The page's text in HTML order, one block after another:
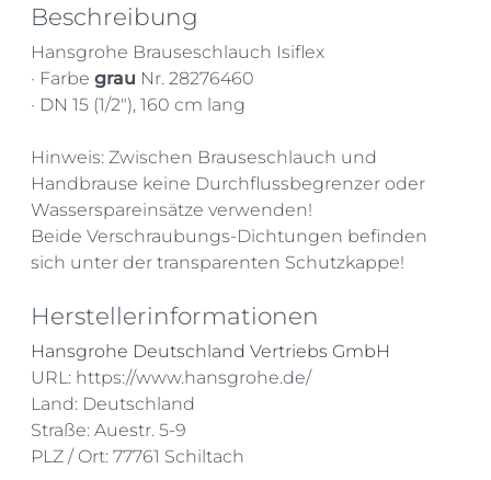
Beschreibung
Hansgrohe Brauseschlauch Isiflex
· Farbe grau Nr. 28276460
· DN 15 (1/2"), 160 cm lang
Hinweis: Zwischen Brauseschlauch und
Handbrause keine Durchflussbegrenzer oder
Wasserspareinsätze verwenden!
Beide Verschraubungs-Dichtungen befinden
sich unter der transparenten Schutzkappe!
Herstellerinformationen
Hansgrohe Deutschland Vertriebs GmbH
URL: https://www.hansgrohe.de/
Land: Deutschland
Straße: Auestr. 5-9
PLZ / Ort: 77761 Schiltach